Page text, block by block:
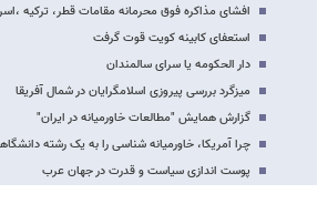
افشای مذاکره فوق محرمانه مقامات قطر، ترکیه
استعفای کابینه کویت قوت گرفت
دار الحکومه یا سرای سالمندان
میزگرد بررسی پیروزی اسلامگرایان در شمال آفریقا
گزارش همایش "مطالعات خاورمیانه در ایران"
چرا آمریکا، خاورمیانه شناسی را به یک رشته
پوست اندازی سیاست و قدرت در جهان عرب